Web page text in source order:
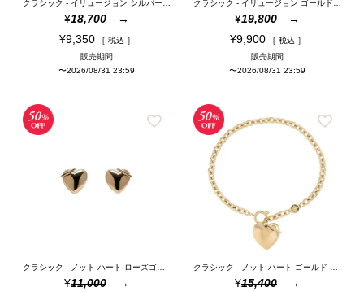
¥18,700
¥9,350
税込
販売期間
〜2026/08/31 23:59
¥19,800
¥9,900
税込
販売期間
〜2026/08/31 23:59
¥11,000
¥15,400